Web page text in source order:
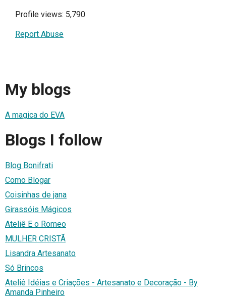
Profile views: 5,790
Report Abuse
My blogs
A magica do EVA
Blogs I follow
Blog Bonifrati
Como Blogar
Coisinhas de jana
Girassóis Mágicos
Ateliê E o Romeo
MULHER CRISTÃ
Lisandra Artesanato
Só Brincos
Ateliê Idéias e Criações - Artesanato e Decoração - By
Amanda Pinheiro